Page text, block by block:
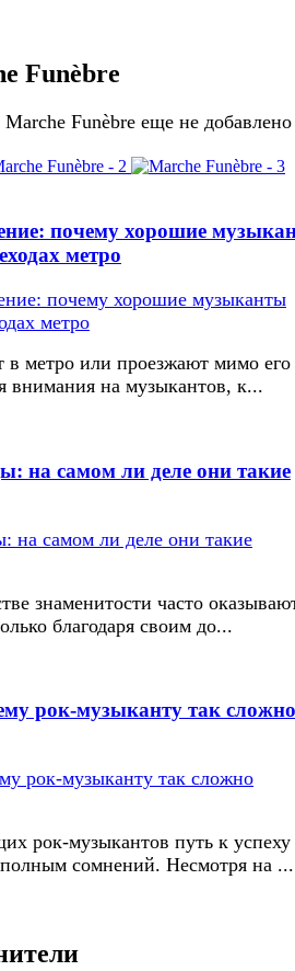
Funèbre
Funèbre еще не добавлено
почему хорошие
метро
в метро или проезжают мимо его
внимания на музыкантов, к...
на самом ли деле они такие
знаменитости часто
благодаря своим до...
рок-музыканту так сложно
рок-музыкантов путь к успеху
сомнений. Несмотря на ...